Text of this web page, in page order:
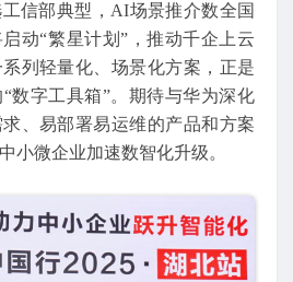
信部典型，AI场景推介数全国
动“繁星计划”，推动千企上云
列轻量化、场景化方案，正是
数字工具箱”。期待与华为深化
、易部署易运维的产品和方案
小微企业加速数智化升级。